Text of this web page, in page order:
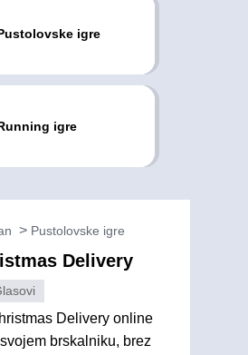
igre
igre
Pustolovske igre
Delivery
Delivery online
brskalniku, brez